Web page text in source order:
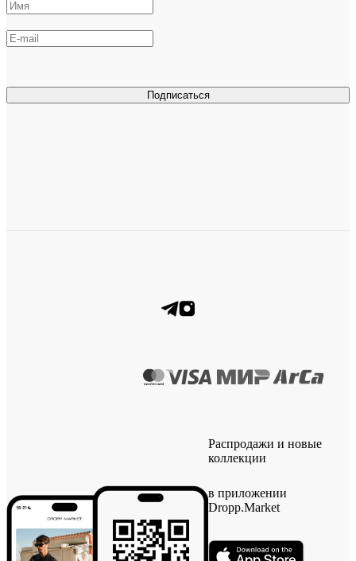
Подписаться
Распродажи и новые
коллекции
в приложении
Dropp.Market